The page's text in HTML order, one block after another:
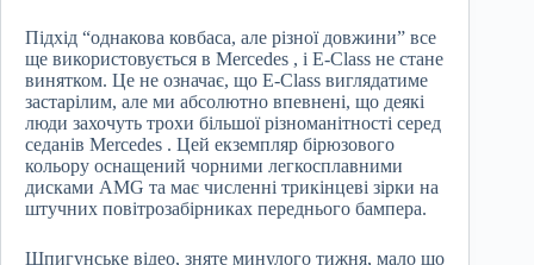
Підхід “однакова ковбаса, але різної довжини” все
ще використовується в Mercedes , і E-Class не стане
винятком. Це не означає, що E-Class виглядатиме
застарілим, але ми абсолютно впевнені, що деякі
люди захочуть трохи більшої різноманітності серед
седанів Mercedes . Цей екземпляр бірюзового
кольору оснащений чорними легкосплавними
дисками AMG та має численні трикінцеві зірки на
штучних повітрозабірниках переднього бампера.
Шпигунське відео, зняте минулого тижня, мало що